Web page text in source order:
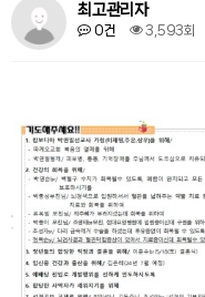
최고관리자
0건 3,593회